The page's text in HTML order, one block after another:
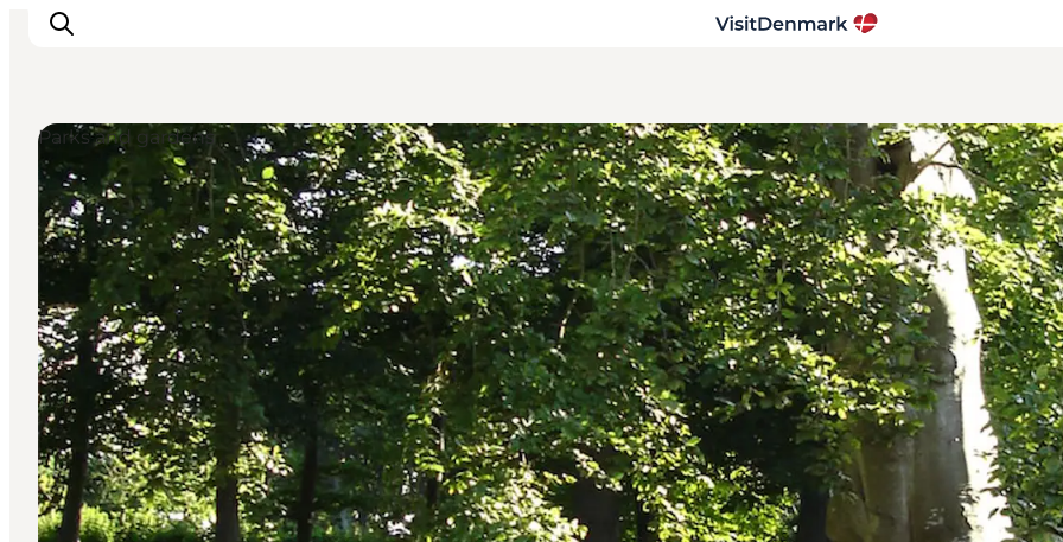
Inspirations
Destinations
Quoi faire
Hébergements
Planifiez votre voyage
Parks and gardens